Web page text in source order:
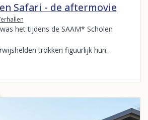
Safari - de aftermovie
het tijdens de SAAM* Scholen
trokken figuurlijk hun…